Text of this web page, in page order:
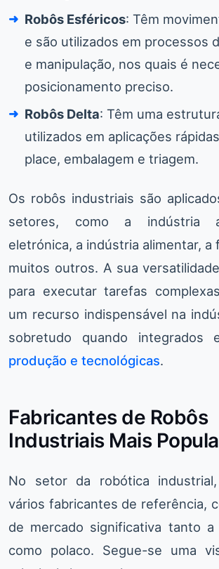
Robôs Esféricos: Têm
e são utilizados em processos
e manipulação, nos quais é
posicionamento preciso.
Robôs Delta: Têm uma
utilizados em aplicações
place, embalagem e triagem.
Os robôs industriais são
setores, como a indústria
eletrónica, a indústria alimentar, a
muitos outros. A sua
para executar tarefas
um recurso indispensável na
sobretudo quando integrados
produção e tecnológicas.
Fabricantes de Robôs
Industriais Mais
No setor da robótica
vários fabricantes de referência,
de mercado significativa tanto a
como polaco. Segue-se uma